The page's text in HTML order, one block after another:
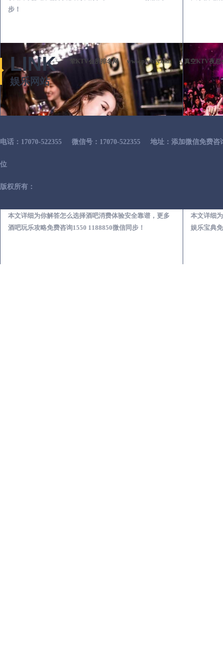
步！
本文详细为你解答怎么选择酒吧消费体验安全靠谱，更多
酒吧玩乐攻略免费咨询1550 1188850微信同步！
本文详细
娱乐宝典
LINK
娱乐网站
荤KTV会所排名网 www.phshsy.com 真空KTV夜总
电话：17070-522355 微信号：17070-522355 地址：添加微信免费咨
位
版权所有：